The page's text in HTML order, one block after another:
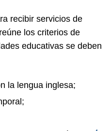
recibir servicios de
los criterios de
educativas se deben
la lengua inglesa;